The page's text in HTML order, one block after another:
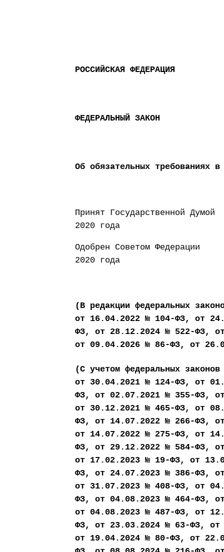
РОССИЙСКАЯ ФЕДЕРАЦИЯ
ФЕДЕРАЛЬНЫЙ ЗАКОН
Об обязательных требованиях в
Принят
2020 года
Одобрен
2020 года
(В редакции федеральных
от 16.04.2022 № 104-ФЗ, от
ФЗ, от 28.12.2024 № 522-ФЗ,
от 09.04.2026 № 86-ФЗ, от
(С учетом федеральных
от 30.04.2021 № 124-ФЗ, от
ФЗ, от 02.07.2021 № 355-ФЗ,
от 30.12.2021 № 465-ФЗ, от
ФЗ, от 14.07.2022 № 266-ФЗ,
от 14.07.2022 № 275-ФЗ, от
ФЗ, от 29.12.2022 № 584-ФЗ,
от 17.02.2023 № 19-ФЗ, от
ФЗ, от 24.07.2023 № 386-ФЗ,
от 31.07.2023 № 408-ФЗ, от
ФЗ, от 04.08.2023 № 464-ФЗ,
от 04.08.2023 № 487-ФЗ, от
ФЗ, от 23.03.2024 № 63-ФЗ, от
от 19.04.2024 № 80-ФЗ, от